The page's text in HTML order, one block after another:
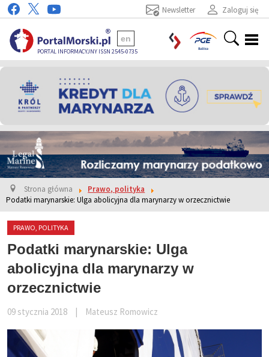
Zaloguj się
Newsletter
PORTAL INFORMACYJNY ISSN 2545-0735
en
Strona główna
Prawo, polityka
Podatki marynarskie: Ulga abolicyjna dla marynarzy w orzecznictwie
PRAWO, POLITYKA
Podatki marynarskie: Ulga
abolicyjna dla marynarzy w
orzecznictwie
09 stycznia 2018 Mateusz Romowicz